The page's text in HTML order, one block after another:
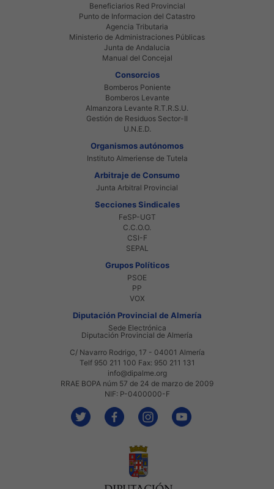
Beneficiarios Red Provincial
Punto de Informacion del Catastro
Agencia Tributaria
Ministerio de Administraciones Públicas
Junta de Andalucia
Manual del Concejal
Consorcios
Bomberos Poniente
Bomberos Levante
Almanzora Levante R.T.R.S.U.
Gestión de Residuos Sector-II
U.N.E.D.
Organismos autónomos
Instituto Almeriense de Tutela
Arbitraje de Consumo
Junta Arbitral Provincial
Secciones Sindicales
FeSP-UGT
C.C.O.O.
CSI-F
SEPAL
Grupos Políticos
PSOE
PP
VOX
Diputación Provincial de Almería
Sede Electrónica
Diputación Provincial de Almería
C/ Navarro Rodrigo, 17 - 04001 Almería
Telf 950 211 100 Fax: 950 211 131
info@dipalme.org
RRAE BOPA núm 57 de 24 de marzo de 2009
NIF: P-0400000-F